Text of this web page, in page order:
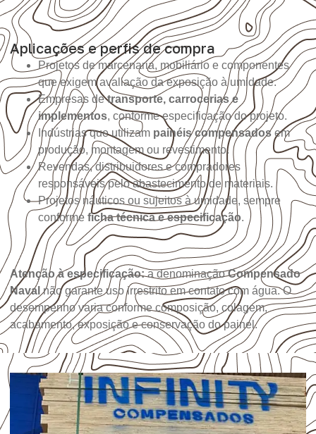
Aplicações e perfis de compra
Projetos de marcenaria, mobiliário e componentes
que exigem avaliação da exposição à umidade.
Empresas detransporte, carrocerias e
implementos, conforme especificação do projeto.
Indústrias que utilizam painéis compensadosem
produção, montagem ou revestimento.
Revendas, distribuidores e compradores
responsáveis pelo abastecimento de materiais.
Projetos náuticos ou sujeitos à umidade, sempre
conforme ficha técnica e especificação.
Atenção à especificação:a denominaçãoCompensado
Naval não garante uso irrestrito em contato com água. O
desempenho varia conforme composição, colagem,
acabamento, exposição e conservação do painel.